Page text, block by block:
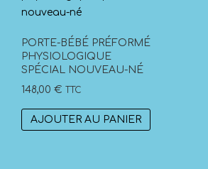
PORTE-BÉBÉ PRÉFORMÉ
PHYSIOLOGIQUE
SPÉCIAL NOUVEAU-NÉ
148,00 € TTC
AJOUTER AU PANIER